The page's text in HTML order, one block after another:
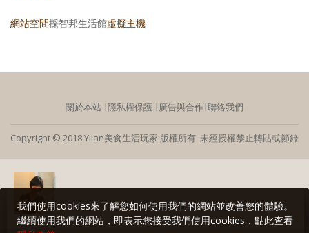
網站空間採智邦生活館虛擬主機
關於本站 ∣隱私權保護 ∣廣告與合作∣聯絡我們
Copyright © 2018 Yilan美食生活玩家 版權所有 未經授權禁止轉貼或節錄
我們使用cookies來了解您如何使用我們的網站並改善您的體驗。
繼續使用我們的網站，即表示您接受我們使用cookies，點此查看